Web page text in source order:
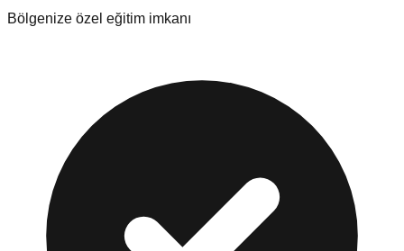
Bölgenize özel eğitim imkanı